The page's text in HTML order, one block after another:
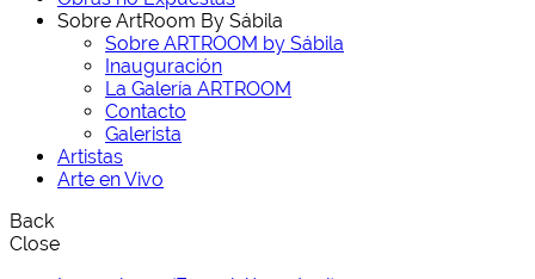
Sobre ArtRoom By Sábila
Sobre ARTROOM by Sábila
Inauguración
La Galería ARTROOM
Contacto
Galerista
Artistas
Arte en Vivo
Back
Close